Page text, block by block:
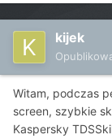
kijek
Witam, podczas
screen, szybkie
Kaspersky